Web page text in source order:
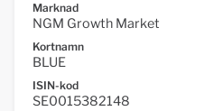
Marknad
NGM Growth Market
Kortnamn
BLUE
ISIN-kod
SE0015382148